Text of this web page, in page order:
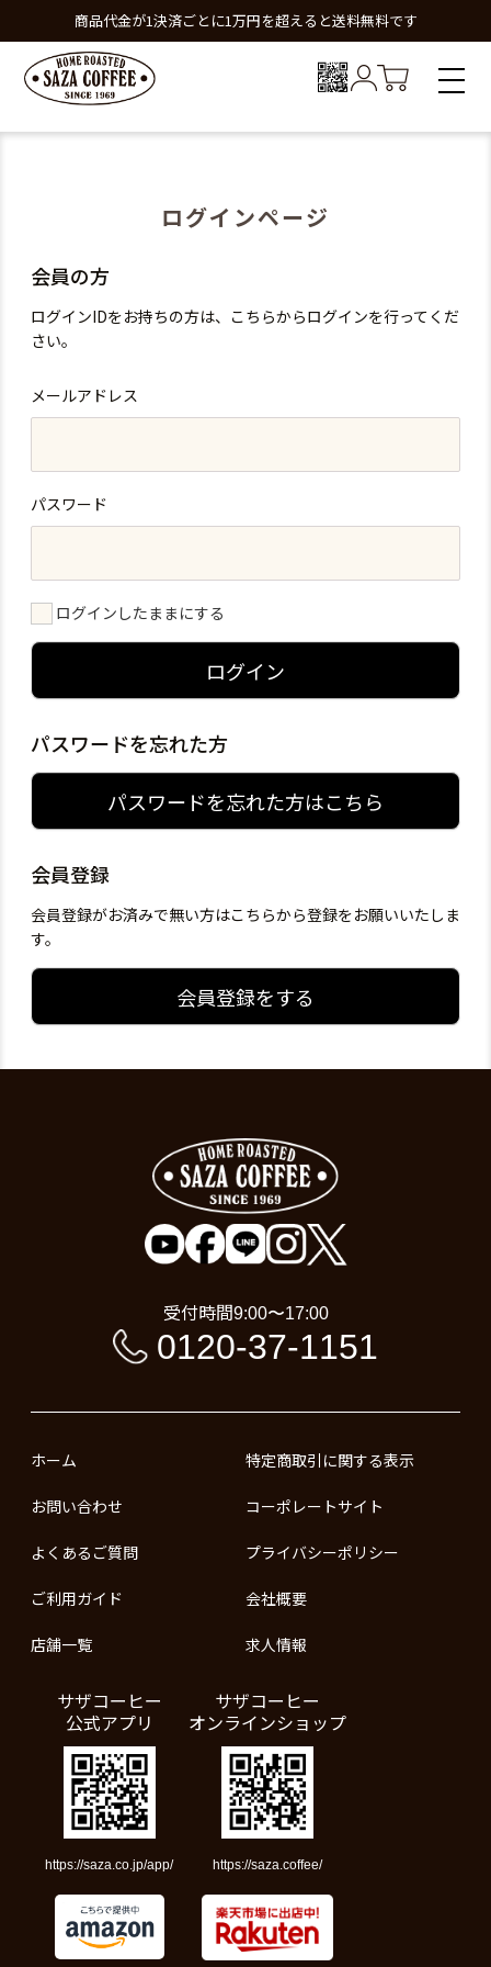
商品代金が1決済ごとに1万円を超えると送料無料です
ログインページ
会員の方
ログインIDをお持ちの方は、こちらからログインを行ってくだ
さい。
メールアドレス
パスワード
ログインしたままにする
ログイン
パスワードを忘れた方
パスワードを忘れた方はこちら
会員登録
会員登録がお済みで無い方はこちらから登録をお願いいたしま
す。
会員登録をする
受付時間9:00〜17:00
0120-37-1151
ホーム
お問い合わせ
よくあるご質問
ご利用ガイド
店舗一覧
特定商取引に関する表示
コーポレートサイト
プライバシーポリシー
会社概要
求人情報
サザコーヒー
公式アプリ
https://saza.co.jp/app/
サザコーヒー
オンラインショップ
https://saza.coffee/